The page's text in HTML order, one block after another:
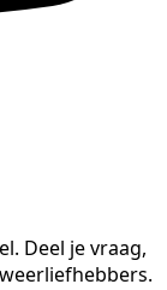
Deel je vraag,